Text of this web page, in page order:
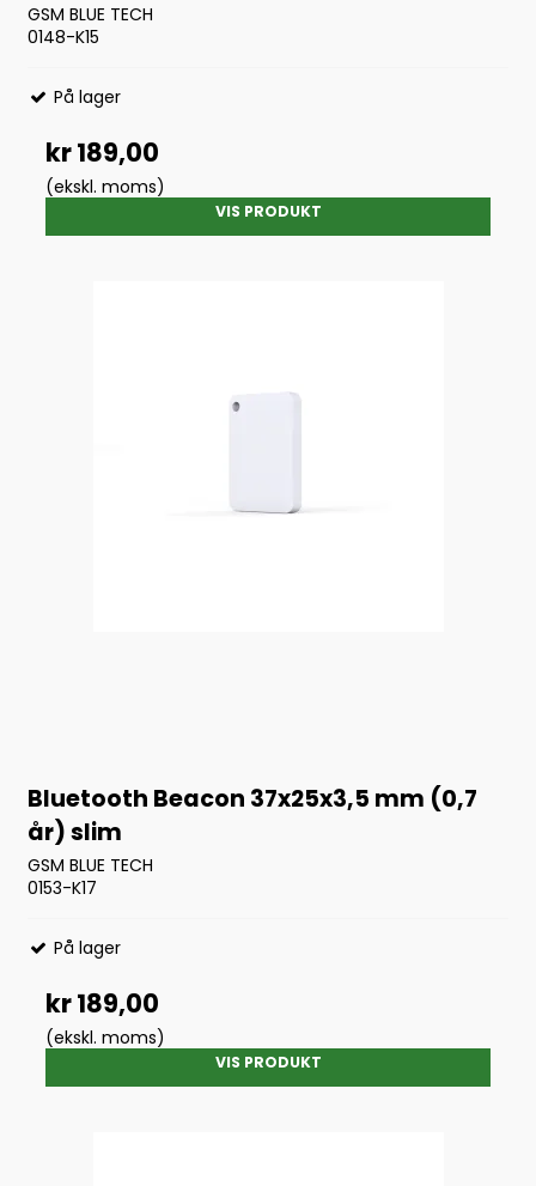
GSM BLUE TECH
0148-K15
På lager
kr 189,00
(ekskl. moms)
VIS PRODUKT
Bluetooth Beacon 37x25x3,5 mm (0,7
år) slim
GSM BLUE TECH
0153-K17
På lager
kr 189,00
(ekskl. moms)
VIS PRODUKT